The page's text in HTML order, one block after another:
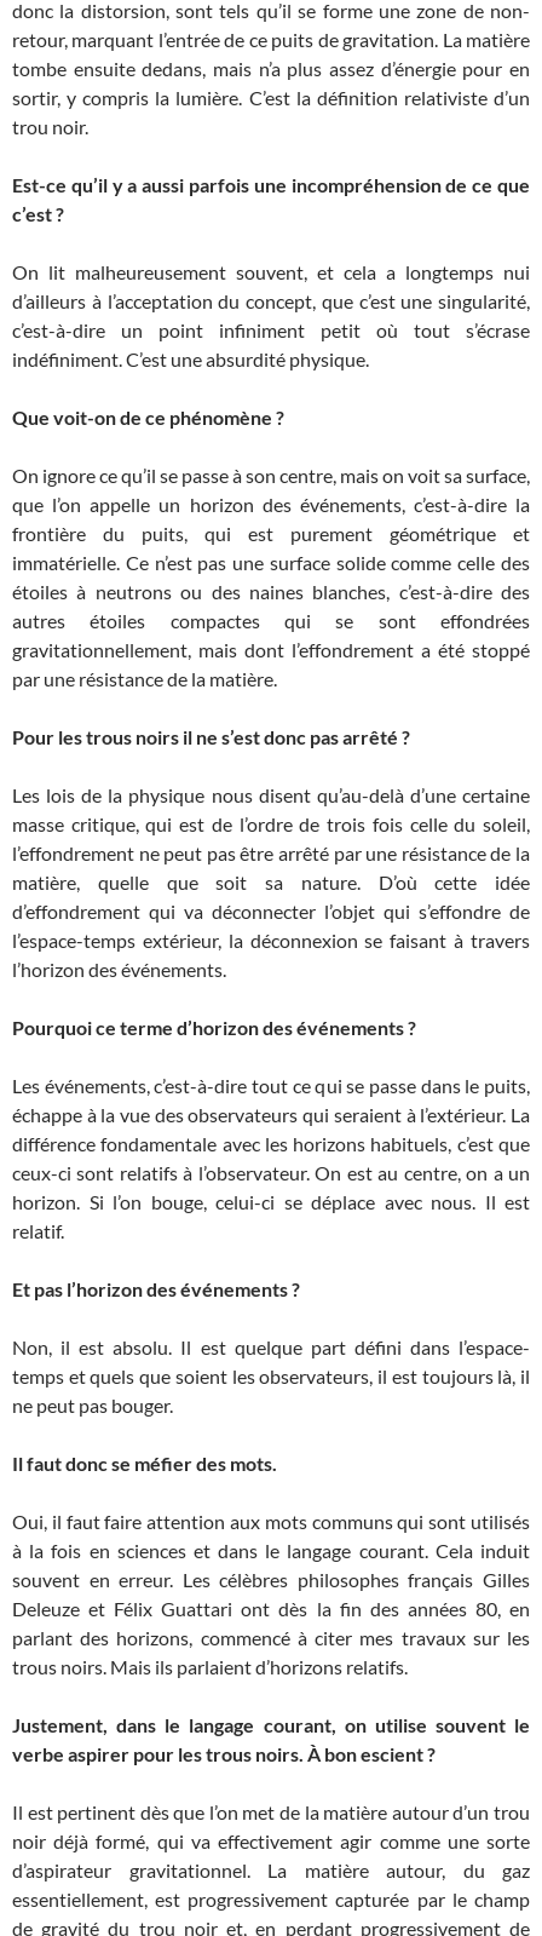
donc la distorsion, sont tels qu’il se forme une zone de non-
retour, marquant l’entrée de ce puits de gravitation. La matière
tombe ensuite dedans, mais n’a plus assez d’énergie pour en
sortir, y compris la lumière. C’est la définition relativiste d’un
trou noir.
Est-ce qu’il y a aussi parfois une incompréhension de ce que
c’est ?
On lit malheureusement souvent, et cela a longtemps nui
d’ailleurs à l’acceptation du concept, que c’est une singularité,
c’est-à-dire un point infiniment petit où tout s’écrase
indéfiniment. C’est une absurdité physique.
Que voit-on de ce phénomène ?
On ignore ce qu’il se passe à son centre, mais on voit sa surface,
que l’on appelle un horizon des événements, c’est-à-dire la
frontière du puits, qui est purement géométrique et
immatérielle. Ce n’est pas une surface solide comme celle des
étoiles à neutrons ou des naines blanches, c’est-à-dire des
autres étoiles compactes qui se sont effondrées
gravitationnellement, mais dont l’effondrement a été stoppé
par une résistance de la matière.
Pour les trous noirs il ne s’est donc pas arrêté ?
Les lois de la physique nous disent qu’au-delà d’une certaine
masse critique, qui est de l’ordre de trois fois celle du soleil,
l’effondrement ne peut pas être arrêté par une résistance de la
matière, quelle que soit sa nature. D’où cette idée
d’effondrement qui va déconnecter l’objet qui s’effondre de
l’espace-temps extérieur, la déconnexion se faisant à travers
l’horizon des événements.
Pourquoi ce terme d’horizon des événements ?
Les événements, c’est-à-dire tout ce qui se passe dans le puits,
échappe à la vue des observateurs qui seraient à l’extérieur. La
différence fondamentale avec les horizons habituels, c’est que
ceux-ci sont relatifs à l’observateur. On est au centre, on a un
horizon. Si l’on bouge, celui-ci se déplace avec nous. Il est
relatif.
Et pas l’horizon des événements ?
Non, il est absolu. Il est quelque part défini dans l’espace-
temps et quels que soient les observateurs, il est toujours là, il
ne peut pas bouger.
Il faut donc se méfier des mots.
Oui, il faut faire attention aux mots communs qui sont utilisés
à la fois en sciences et dans le langage courant. Cela induit
souvent en erreur. Les célèbres philosophes français Gilles
Deleuze et Félix Guattari ont dès la fin des années 80, en
parlant des horizons, commencé à citer mes travaux sur les
trous noirs. Mais ils parlaient d’horizons relatifs.
Justement, dans le langage courant, on utilise souvent le
verbe aspirer pour les trous noirs. À bon escient ?
Il est pertinent dès que l’on met de la matière autour d’un trou
noir déjà formé, qui va effectivement agir comme une sorte
d’aspirateur gravitationnel. La matière autour, du gaz
essentiellement, est progressivement capturée par le champ
de gravité du trou noir et, en perdant progressivement de